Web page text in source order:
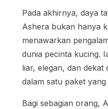
Pada akhirnya, daya
Ashera bukan hanya
menawarkan
dunia pecinta kucing.
liar, elegan, dan dekat
dalam satu paket
Bagi sebagian orang,